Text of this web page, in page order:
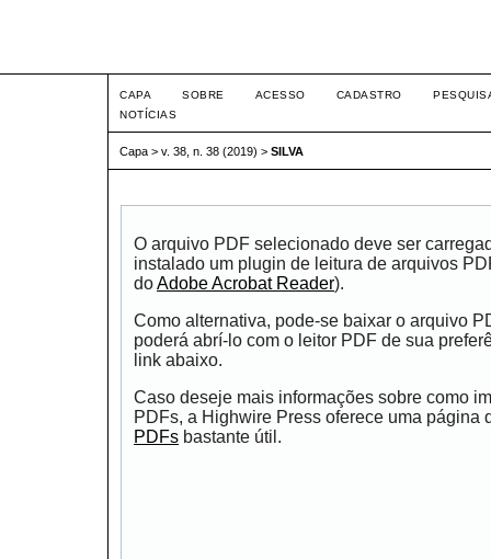
CAPA SOBRE ACESSO CADASTRO
NOTÍCIAS
Capa > v. 38, n. 38 (2019) > SILVA
O arquivo PDF selecionado deve ser
instalado um plugin de leitura de arquivos
doAdobe Acrobat Reader).
Como alternativa, pode-se baixar o arquivo
poderá abrí-lo com o leitor PDF de sua
link abaixo.
Caso deseje mais informações sobre como
PDFs, a Highwire Press oferece uma página
PDFs bastante útil.